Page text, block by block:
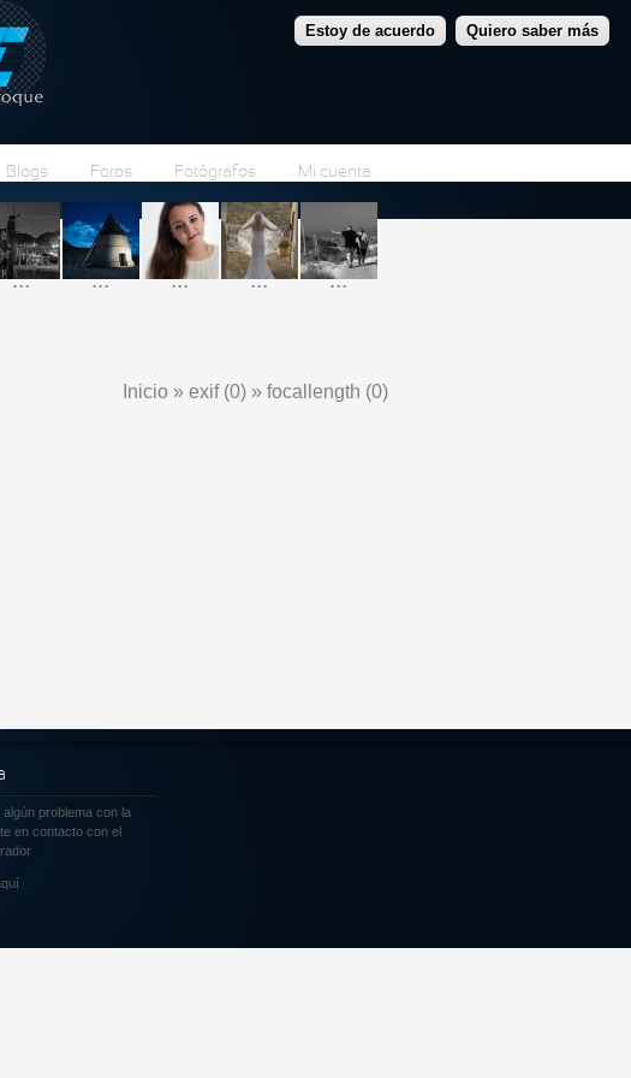
Estoy de acuerdo Quiero saber más
Blogs Foros Fotógrafos Mi cuenta
... ... ... ... ...
Inicio » exif (0) » focallength (0)
algún problema con la
en contacto con el